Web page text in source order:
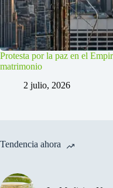
Protesta por la paz en el
matrimonio
2 julio, 2026
Tendencia ahora